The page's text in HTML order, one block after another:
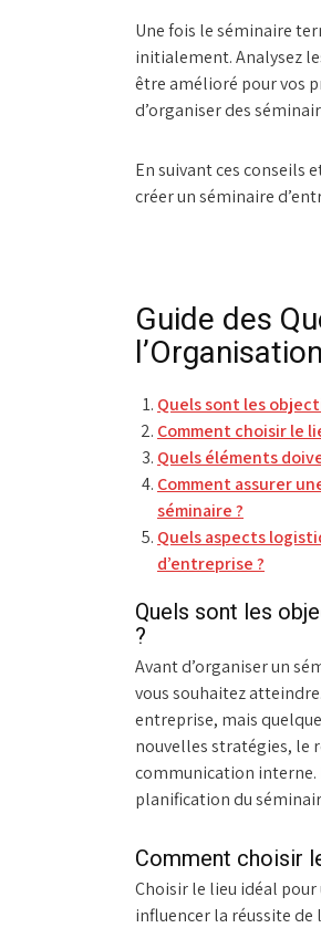
Une fois le séminaire
initialement. Analysez
être amélioré pour vos
d’organiser des
En suivant ces conseils
créer un séminaire
Guide des
Quels sont les
Comment choisir le
Quels éléments
Comment assurer
séminaire ?
Quels aspects
d’entreprise ?
Quels sont les
?
Avant d’organiser un
vous souhaitez
entreprise, mais
nouvelles stratégies, le
communication interne.
planification du
Comment choisir
Choisir le lieu idéal
influencer la réussite